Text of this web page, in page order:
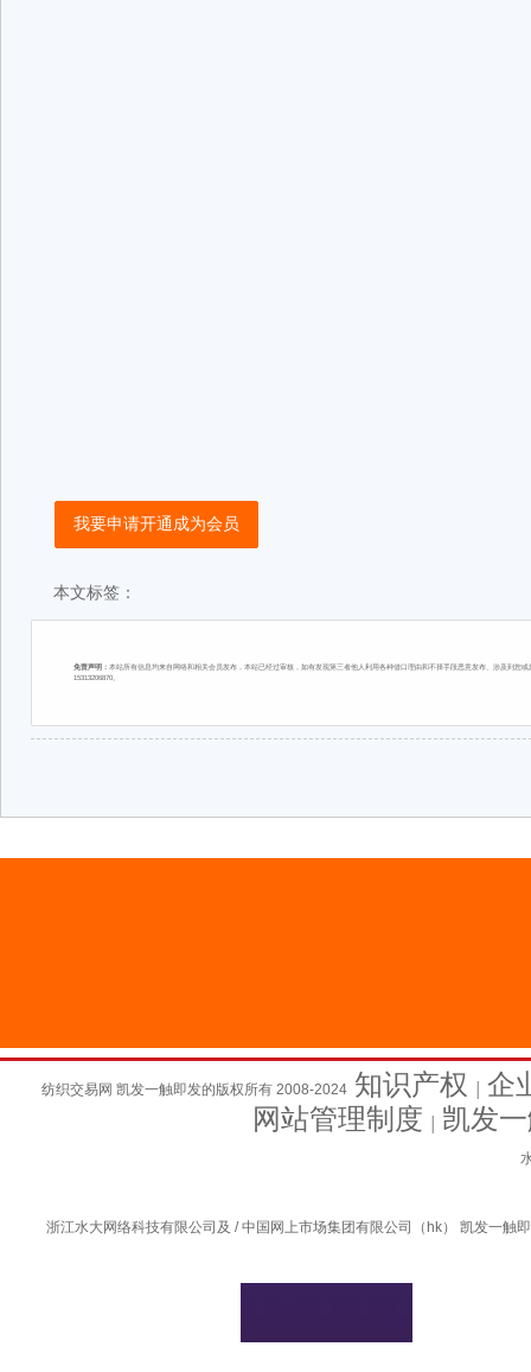
我要申请开通成为会员
本文标签：
免责声明： 本站所有信息均来自网络和相关会员发布，本站已经过审核，如有发现第三者他人利用各种借口理由和不择手段恶意发布、涉及到
15313206870。
纺织交易网 凯发一触即发的版权所有 2008-2024 知识产权
企
网站管理制度
凯发
浙江水大网络科技有限公司及 / 中国网上市场集团有限公司（hk） 凯发一触